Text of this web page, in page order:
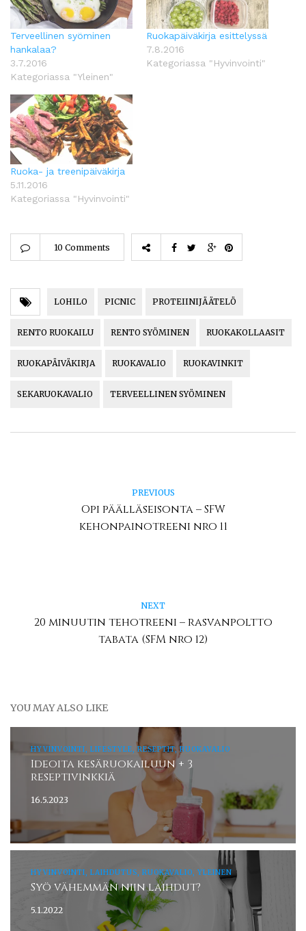
Terveellinen syöminen
hankalaa?
3.7.2016
Kategoriassa "Yleinen"
Ruokapäiväkirja esittelyssä
7.8.2016
Kategoriassa "Hyvinvointi"
Ruoka- ja treenipäiväkirja
5.11.2016
Kategoriassa "Hyvinvointi"
10 Comments
LOHILO PICNIC PROTEIINIJÄÄTELÖ
RENTO RUOKAILU RENTO SYÖMINEN RUOKAKOLLAASIT
RUOKAPÄIVÄKIRJA RUOKAVALIO RUOKAVINKIT
SEKARUOKAVALIO TERVEELLINEN SYÖMINEN
PREVIOUS
Opi päälläseisonta – SFW
kehonpainotreeni nro 11
NEXT
20 minuutin tehotreeni – rasvanpoltto
tabata (SFM nro 12)
YOU MAY ALSO LIKE
HYVINVOINTI, LIFESTYLE, RESEPTIT, RUOKAVALIO
Ideoita kesäruokailuun + 3
reseptivinkkiä
16.5.2023
HYVINVOINTI, LAIHDUTUS, RUOKAVALIO, YLEINEN
Syö vähemmän niin laihdut?
5.1.2022